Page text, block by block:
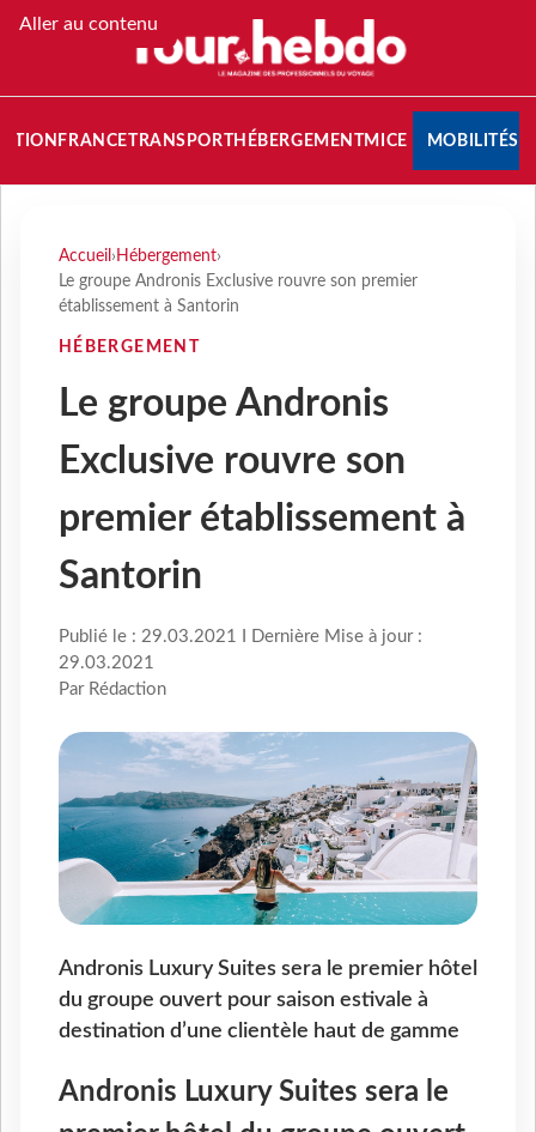
Aller au contenu
FRANCETRANSPORT HÉBERGEMENTMICE MOBILITÉS
Accueil › Hébergement›
Le groupe Andronis Exclusive rouvre son premier
établissement à Santorin
HÉBERGEMENT
Le groupe Andronis
Exclusive rouvre son
premier établissement à
Santorin
Publié le : 29.03.2021 I Dernière Mise à jour :
29.03.2021
Par Rédaction
Andronis Luxury Suites sera le premier hôtel
du groupe ouvert pour saison estivale à
destination d’une clientèle haut de gamme
Andronis Luxury Suites sera le